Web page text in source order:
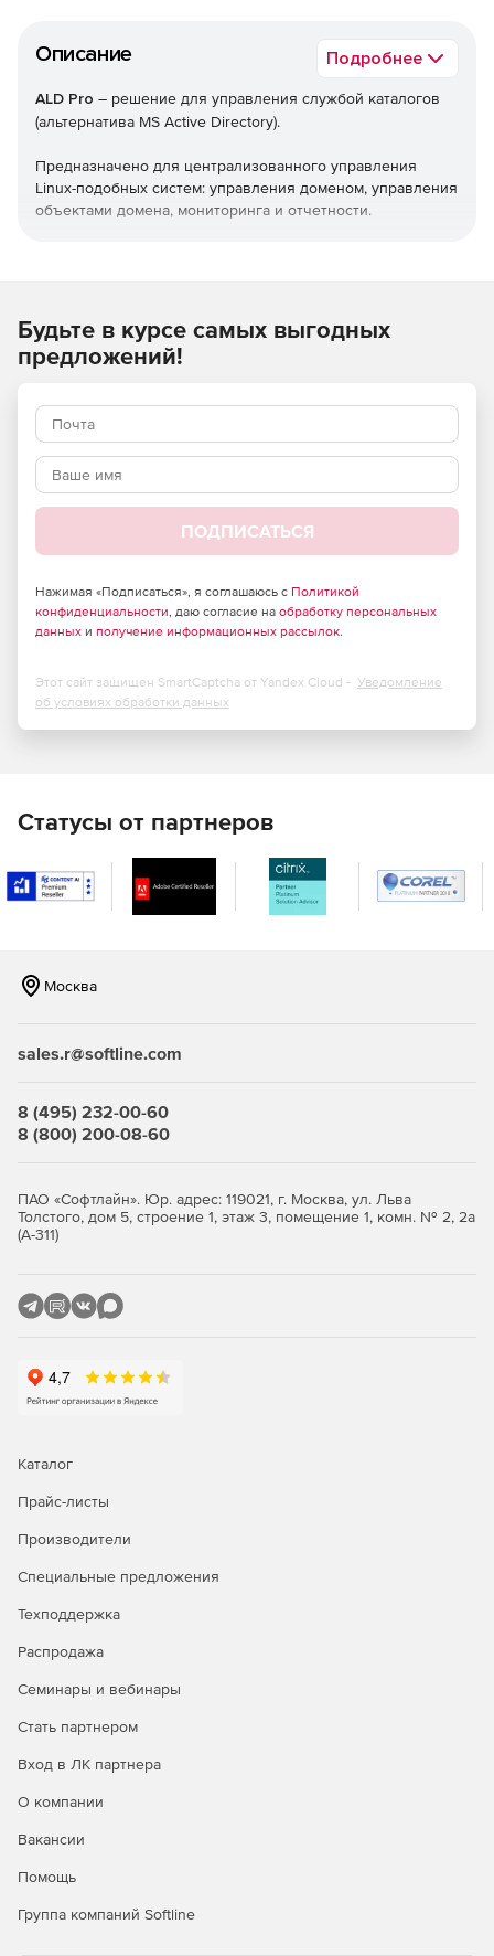
Описание Подробнее
ALD Pro – решение для управления службой каталогов
(альтернатива MS Active Directory).
Предназначено для централизованного управления
Linux-подобных систем: управления доменом, управления
объектами домена, мониторинга и отчетности.
Настройка параметров политик (без
Настройка ролей и прав доступа.
Удаленный доступ к хостам.
Функциональные возможности:
Управление иерархией организационной структуры.
пользователям и группами.
Автоматизированная установка операционной
системы и программного обеспечения по сети на
компьютеры в домене.
Удаленный доступ к рабочим столам пользователей.
Топ-3 преимуществ:
Простой современный интерфейс.
Вместе с ALD Pro обычно приобретают
Edition
Будьте в курсе самых выгодных
предложений!
ПОДПИСАТЬСЯ
Нажимая «Подписаться», я соглашаюсь с Политикой
конфиденциальности, даю согласие на обработку персональных
данных и получение информационных рассылок.
Этот сайт защищен SmartCaptcha от Yandex Cloud - Уведомление
об условиях обработки данных
Статусы от партнеров
Москва
sales.r@softline.com
8 (495) 232-00-60
8 (800) 200-08-60
ПАО «Софтлайн». Юр. адрес: 119021, г. Москва, ул. Льва
Толстого, дом 5, строение 1, этаж 3, помещение 1, комн. № 2, 2а
(А-311)
Каталог
Прайс-листы
Производители
Специальные предложения
Техподдержка
Распродажа
Семинары и вебинары
Стать партнером
Вход в ЛК партнера
О компании
Вакансии
Помощь
Группа компаний Softline